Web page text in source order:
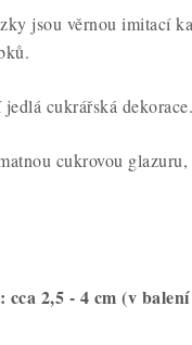
jsou věrnou imitací
cukrářská dekorace.
cukrovou
cca 2,5 - 4 cm (v